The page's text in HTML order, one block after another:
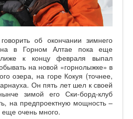
об окончании зимнего
в Горном Алтае пока еще
к концу февраля выпал
на новой «горнолыжке» в
озера, на горе Кокуя (точнее,
Он пять лет шел к своей
зимой его Ски-борд-клуб
на предпроектную мощность –
очень много.